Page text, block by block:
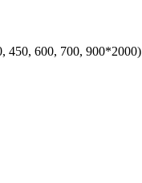
450, 600, 700, 900*2000)